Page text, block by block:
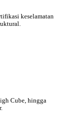
keselamatan
Cube, hingga